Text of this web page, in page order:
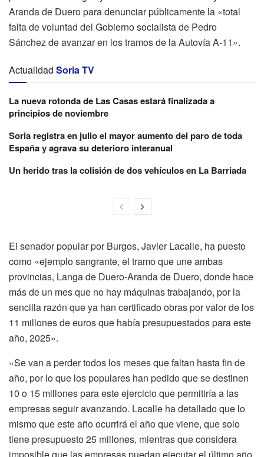
Aranda de Duero para denunciar públicamente la «total
falta de voluntad del Gobierno socialista de Pedro
Sánchez de avanzar en los tramos de la Autovía A-11».
Actualidad Soria TV
La nueva rotonda de Las Casas estará finalizada a
principios de noviembre
Soria registra en julio el mayor aumento del paro de toda
España y agrava su deterioro interanual
Un herido tras la colisión de dos vehículos en La Barriada
El senador popular por Burgos, Javier Lacalle, ha puesto
como «ejemplo sangrante, el tramo que une ambas
provincias, Langa de Duero-Aranda de Duero, donde hace
más de un mes que no hay máquinas trabajando, por la
sencilla razón que ya han certificado obras por valor de los
11 millones de euros que había presupuestados para este
año, 2025».
«Se van a perder todos los meses que faltan hasta fin de
año, por lo que los populares han pedido que se destinen
10 o 15 millones para este ejercicio que permitiría a las
empresas seguir avanzando. Lacalle ha detallado que lo
mismo que este año ocurrirá el año que viene, que solo
tiene presupuesto 25 millones, mientras que considera
imposible que las empresas puedan ejecutar el último año